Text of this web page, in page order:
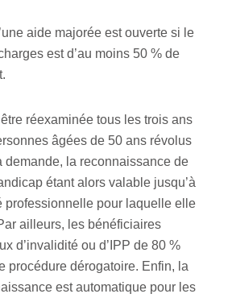
aide majorée est ouverte si le
est d’au moins 50 % de
réexaminée tous les trois ans
âgées de 50 ans révolus
demande, la reconnaissance de
étant alors valable jusqu’à
professionnelle pour laquelle elle
ailleurs, les bénéficiaires
d’invalidité ou d’IPP de 80 %
procédure dérogatoire. Enfin, la
est automatique pour les